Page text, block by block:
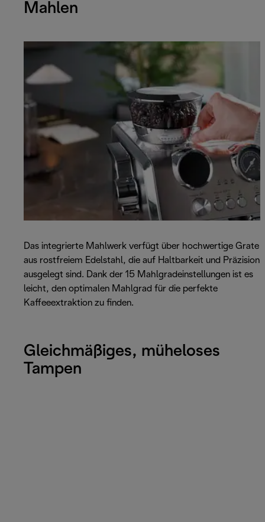
Mahlen
Das integrierte Mahlwerk verfügt über hochwertige Grate
aus rostfreiem Edelstahl, die auf Haltbarkeit und Präzision
ausgelegt sind. Dank der 15 Mahlgradeinstellungen ist es
leicht, den optimalen Mahlgrad für die perfekte
Kaffeeextraktion zu finden.
Gleichmäßiges, müheloses
Tampen